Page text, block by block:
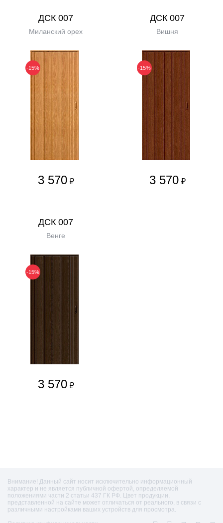
ДСК 007
Миланский орех
-15%
3 570 ₽
ДСК 007
Вишня
-15%
3 570 ₽
ДСК 007
Венге
-15%
3 570 ₽
Внимание! Данный сайт носит исключительно информационный
характер и не является публичной офертой, определяемой
положениями части 2 статьи 437 ГК РФ. Цвет продукции,
представленной на сайте может отличаться от реального, в связи с
различными настройками ваших устройств для просмотра.